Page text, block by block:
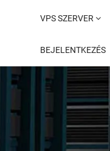
VPS SZERVER
BEJELENTKEZÉS